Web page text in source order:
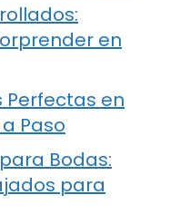
en
en
Paso
Bodas:
para